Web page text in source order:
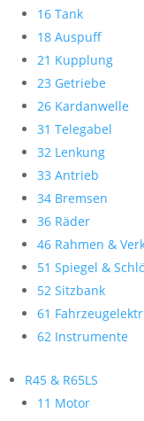
16 Tank
18 Auspuff
21 Kupplung
23 Getriebe
26 Kardanwelle
31 Telegabel
32 Lenkung
33 Antrieb
34 Bremsen
36 Räder
46 Rahmen &
51 Spiegel &
52 Sitzbank
61
62 Instrumente
R45 & R65LS
11 Motor